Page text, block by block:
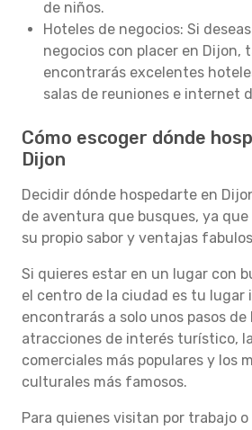
de niños.
Hoteles de negocios: Si
negocios con placer en Dijon,
encontrarás excelentes
salas de reuniones e internet
Cómo escoger dónde
Dijon
Decidir dónde hospedarte en
de aventura que busques, ya
su propio sabor y ventajas
Si quieres estar en un lugar con
el centro de la ciudad es tu lugar
encontrarás a solo unos pasos de
atracciones de interés turístico,
comerciales más populares y los
culturales más famosos.
Para quienes visitan por trabajo